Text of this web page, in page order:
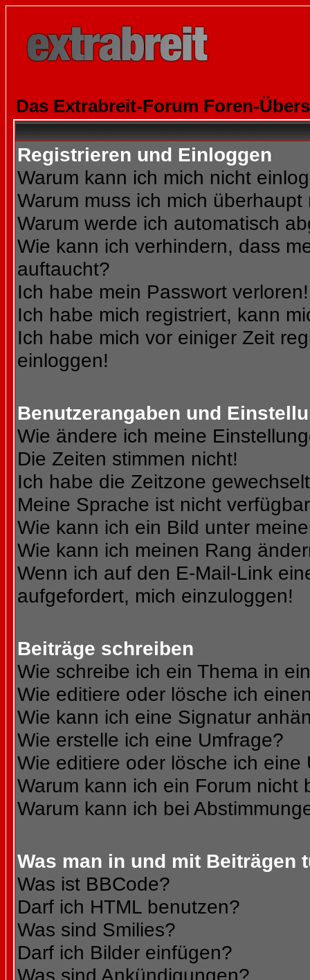
Das Extrabreit-Forum Foren-
Registrieren und Einloggen
Warum kann ich mich nicht
Warum muss ich mich überhaupt
Warum werde ich automatisch
Wie kann ich verhindern, dass
auftaucht?
Ich habe mein Passwort verloren!
Ich habe mich registriert, kann
Ich habe mich vor einiger Zeit
einloggen!
Benutzerangaben und
Wie ändere ich meine
Die Zeiten stimmen nicht!
Ich habe die Zeitzone
Meine Sprache ist nicht
Wie kann ich ein Bild unter
Wie kann ich meinen Rang
Wenn ich auf den E-Mail-Link
aufgefordert, mich einzuloggen!
Beiträge schreiben
Wie schreibe ich ein Thema in
Wie editiere oder lösche ich
Wie kann ich eine Signatur
Wie erstelle ich eine Umfrage?
Wie editiere oder lösche ich eine
Warum kann ich ein Forum nicht
Warum kann ich bei
Was man in und mit Beiträgen
Was ist BBCode?
Darf ich HTML benutzen?
Was sind Smilies?
Darf ich Bilder einfügen?
Was sind Ankündigungen?